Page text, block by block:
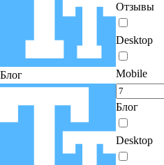
Блог
Отзывы
Desktop
Mobile
Блог
Desktop